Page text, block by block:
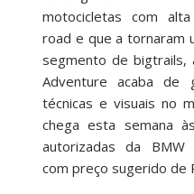
motocicletas com
road e que a tornaram
segmento de bigtrails,
Adventure acaba de
técnicas e visuais no
chega esta semana
autorizadas da BMW
com preço sugerido de